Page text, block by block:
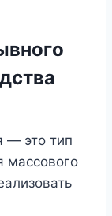
— это тип
массового